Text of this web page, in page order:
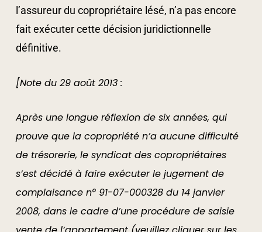
l’assureur du copropriétaire lésé, n’a pas encore
fait exécuter cette décision juridictionnelle
définitive.
[Note du 29 août 2013 :
Après une longue réflexion de six années, qui
prouve que la copropriété n’a aucune difficulté
de trésorerie, le syndicat des copropriétaires
s’est décidé à faire exécuter le jugement de
complaisance n° 91-07-000328 du 14 janvier
2008, dans le cadre d’une procédure de saisie